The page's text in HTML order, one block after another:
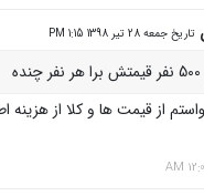
تاریخ جمعه 28 تیر 1398 1:15 PM
از قیمت ها و کلا از هزینه